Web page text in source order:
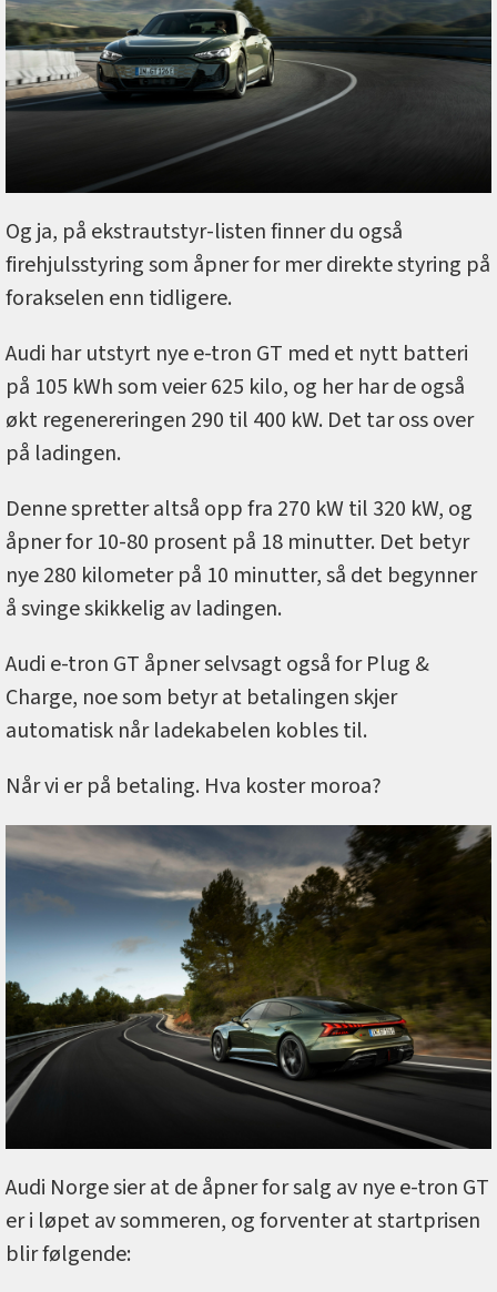
Og ja, på ekstrautstyr-listen finner du også
firehjulsstyring som åpner for mer direkte styring på
forakselen enn tidligere.
Audi har utstyrt nye e-tron GT med et nytt batteri
på 105 kWh som veier 625 kilo, og her har de også
økt regenereringen 290 til 400 kW. Det tar oss over
på ladingen.
Denne spretter altså opp fra 270 kW til 320 kW, og
åpner for 10-80 prosent på 18 minutter. Det betyr
nye 280 kilometer på 10 minutter, så det begynner
å svinge skikkelig av ladingen.
Audi e-tron GT åpner selvsagt også for Plug &
Charge, noe som betyr at betalingen skjer
automatisk når ladekabelen kobles til.
Når vi er på betaling. Hva koster moroa?
Audi Norge sier at de åpner for salg av nye e-tron GT
er i løpet av sommeren, og forventer at startprisen
blir følgende: